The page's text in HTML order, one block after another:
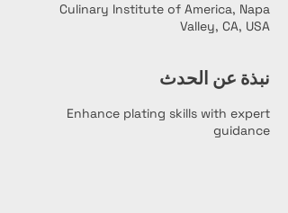
Culinary Institute of America, Napa
Valley, CA, USA
نبذة عن الحدث
Enhance plating skills with expert
guidance